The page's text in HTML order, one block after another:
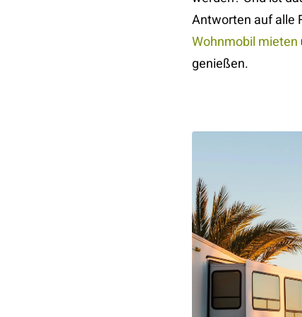
Antworten auf alle
Wohnmobil mieten
genießen.